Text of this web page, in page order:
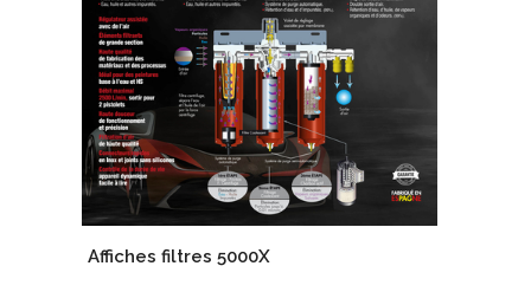
Affiches filtres 5000X